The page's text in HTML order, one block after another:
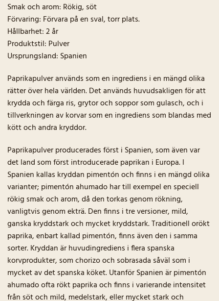
Smak och arom: Rökig, söt
Förvaring: Förvara på en sval, torr plats.
Hållbarhet: 2 år
Produktstil: Pulver
Ursprungsland: Spanien
Paprikapulver används som en ingrediens i en mängd olika
rätter över hela världen. Det används huvudsakligen för att
krydda och färga ris, grytor och soppor som gulasch, och i
tillverkningen av korvar som en ingrediens som blandas med
kött och andra kryddor.
Paprikapulver producerades först i Spanien, som även var
det land som först introducerade paprikan i Europa. I
Spanien kallas kryddan pimentón och finns i en mängd olika
varianter; pimentón ahumado har till exempel en speciell
rökig smak och arom, då den torkas genom rökning,
vanligtvis genom ekträ. Den finns i tre versioner, mild,
ganska kryddstark och mycket kryddstark. Traditionell orökt
paprika, enbart kallad pimentón, finns även den i samma
sorter. Kryddan är huvudingrediens i flera spanska
korvprodukter, som chorizo och sobrasada såväl som i
mycket av det spanska köket. Utanför Spanien är pimentón
ahumado ofta rökt paprika och finns i varierande intensitet
från söt och mild, medelstark, eller mycket stark och